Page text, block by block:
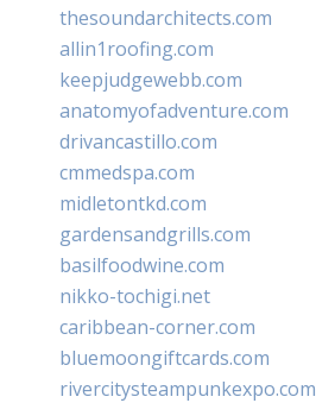
thesoundarchitects.com
allin1roofing.com
keepjudgewebb.com
anatomyofadventure.com
drivancastillo.com
cmmedspa.com
midletontkd.com
gardensandgrills.com
basilfoodwine.com
nikko-tochigi.net
caribbean-corner.com
bluemoongiftcards.com
rivercitysteampunkexpo.com